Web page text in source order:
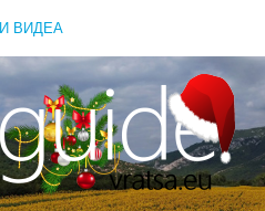
ВИДЕА